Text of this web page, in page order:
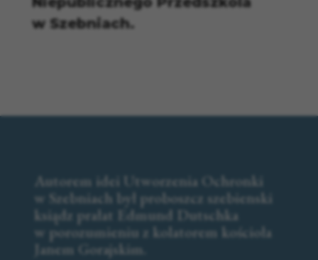
w Szebniach.
Autorem idei Utworzenia Ochronki
w Szebniach był proboszcz szebienski
ksiądz prałat Edmund Dutschka
w porozumieniu z kolatorem kościoła
Janem Gorajskim.